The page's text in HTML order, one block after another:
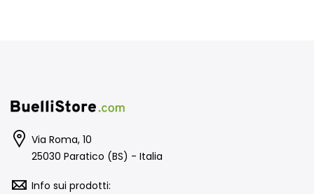
Via Roma, 10
25030 Paratico (BS) - Italia
Info sui prodotti: